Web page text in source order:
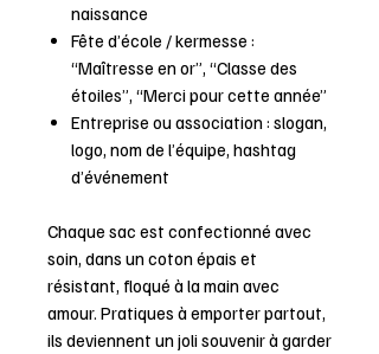
naissance
Fête d’école / kermesse :
“Maîtresse en or”, “Classe des
étoiles”, “Merci pour cette année”
Entreprise ou association : slogan,
logo, nom de l’équipe, hashtag
d’événement
Chaque sac est confectionné avec
soin, dans un coton épais et
résistant, floqué à la main avec
amour. Pratiques à emporter partout,
ils deviennent un joli souvenir à garder